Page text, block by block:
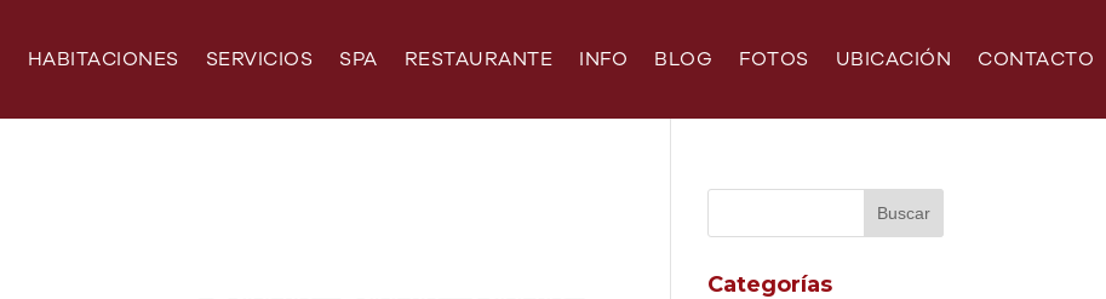
HABITACIONES SERVICIOS SPA RESTAURANTE INFO BLOG FOTOS UBICACIÓN CONTACTO
Categorías